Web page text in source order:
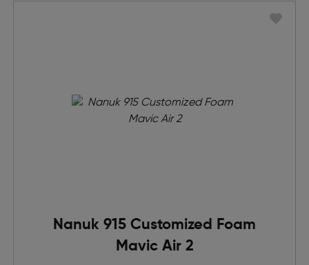
Nanuk 915 Customized Foam
Mavic Air 2